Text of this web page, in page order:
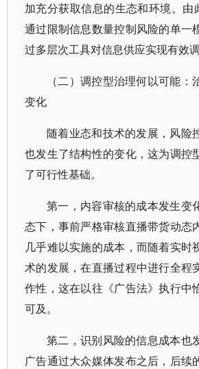
加充分获取信息的生态和环境。由
通过限制信息数量控制风险的单一
过多层次工具对信息供应实现有效
（二）调控型治理何以可能：
变化
随着业态和技术的发展，风险
也发生了结构性的变化，这为调控
了可行性基础。
第一，内容审核的成本发生变
态下，事前严格审核直播带货动态
几乎难以实施的成本，而随着实时
术的发展，在直播过程中进行全程
作性，这在以往《广告法》执行中
可及。
第二，识别风险的信息成本也
广告通过大众媒体发布之后，后续